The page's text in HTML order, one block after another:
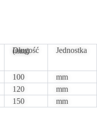
Długość (mm) Jednostka
100
mm
120
mm
150 mm